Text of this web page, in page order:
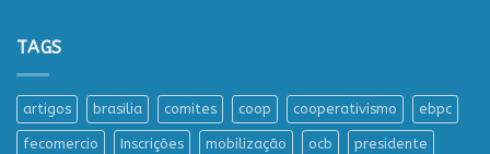
TAGS
artigos brasilia comites coop cooperativismo ebpc
fecomercio Inscrições mobilização ocb presidente